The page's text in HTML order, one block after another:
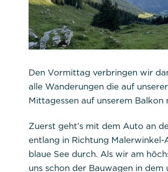
Den Vormittag verbringen wir
alle Wanderungen die auf
Mittagessen auf unserem
Zuerst geht’s mit dem Auto an
entlang in Richtung
blaue See durch. Als wir am
uns schon der Bauwagen in
Notwendig
Diese werden für die
Cookie Informationen
Anbieter: